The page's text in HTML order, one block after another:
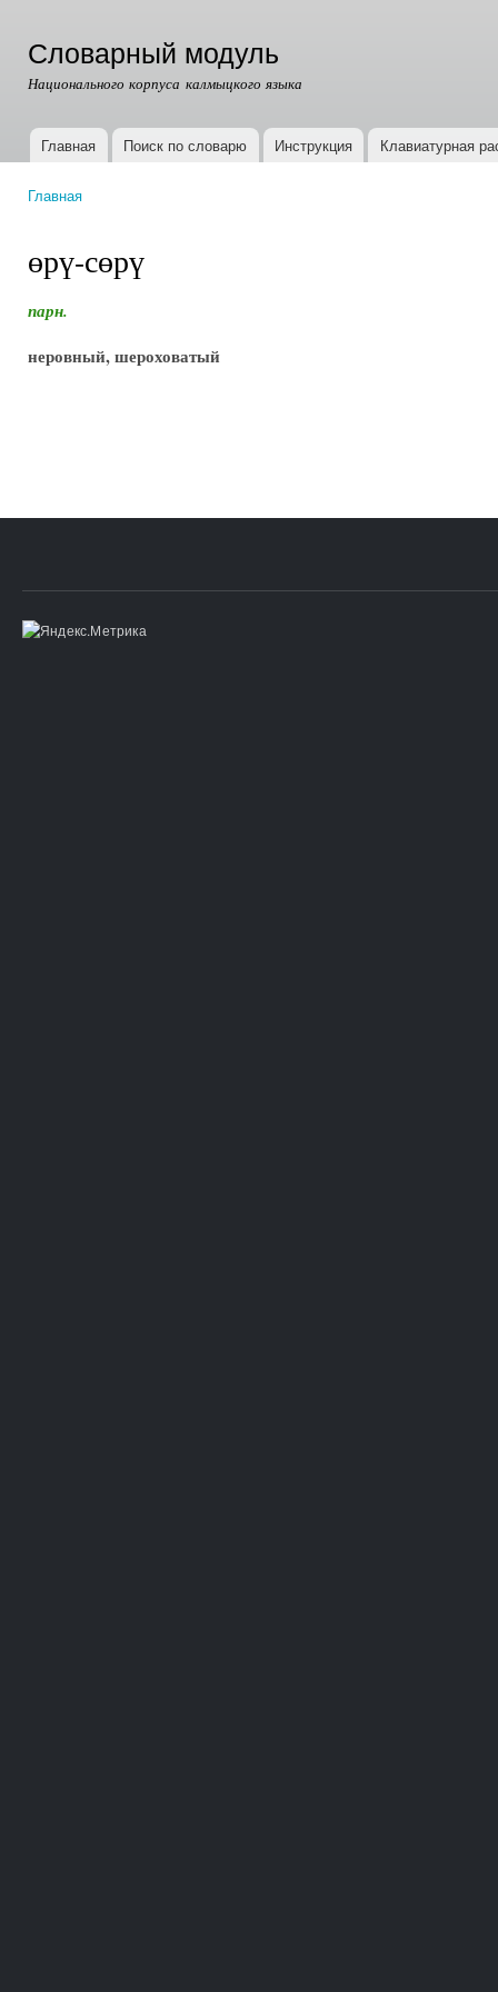
Словарный модуль
Национального корпуса калмыцкого языка
Главное меню
Главная Поиск по словарю Инструкция Клавиатурная
Главная
өрү-сөрү
парн.
неровный, шероховатый